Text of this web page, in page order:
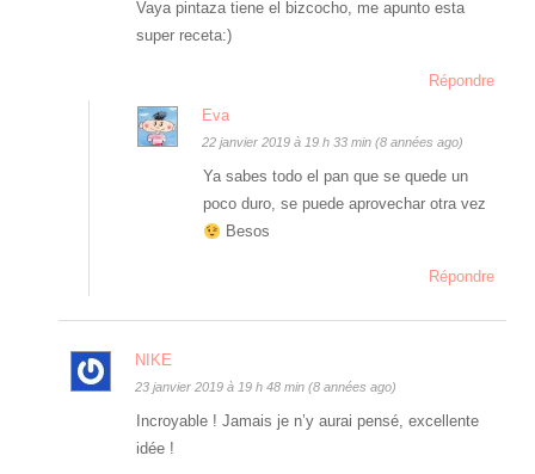
Vaya pintaza tiene el bizcocho, me apunto esta
super receta:)
Répondre
Eva
22 janvier 2019 à 19 h 33 min (8 années ago)
Ya sabes todo el pan que se quede un
poco duro, se puede aprovechar otra vez
Besos
Répondre
NIKE
23 janvier 2019 à 19 h 48 min (8 années ago)
Incroyable ! Jamais je n’y aurai pensé, excellente
idée !